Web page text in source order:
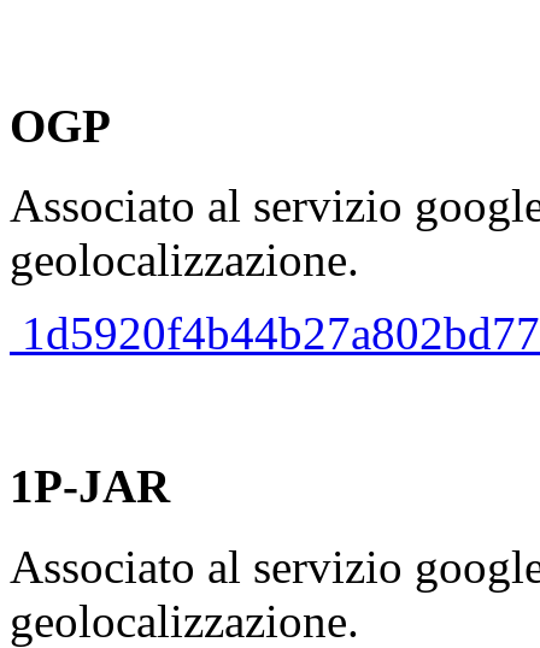
OGP
Associato al servizio
geolocalizzazione.
1P-JAR
Associato al servizio
geolocalizzazione.